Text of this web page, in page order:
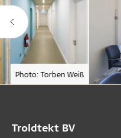
Photo: Torben Weiß
Troldtekt BV